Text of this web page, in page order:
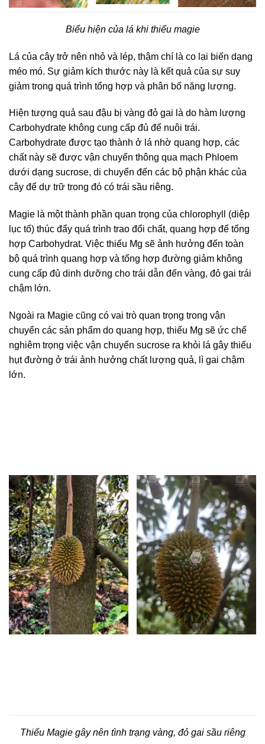
Biểu hiện của lá khi thiếu magie
Lá của cây trở nên nhỏ và lép, thậm chí là co lại biến dạng
méo mó. Sự giảm kích thước này là kết quả của sự suy
giảm trong quá trình tổng hợp và phân bố năng lượng.
Hiện tượng quả sau đậu bị vàng đỏ gai là do hàm lượng
Carbohydrate không cung cấp đủ để nuôi trái.
Carbohydrate được tạo thành ở lá nhờ quang hợp, các
chất này sẽ được vận chuyển thông qua mạch Phloem
dưới dạng sucrose, di chuyển đến các bộ phận khác của
cây để dự trữ trong đó có trái sầu riêng.
Magie là một thành phần quan trọng của chlorophyll (diệp
lục tố) thúc đẩy quá trình trao đổi chất, quang hợp để tổng
hợp Carbohydrat. Việc thiếu Mg sẽ ảnh hưởng đến toàn
bộ quá trình quang hợp và tổng hợp đường giảm không
cung cấp đủ dinh dưỡng cho trái dẫn đến vàng, đỏ gai trái
chậm lớn.
Ngoài ra Magie cũng có vai trò quan trọng trong vận
chuyển các sản phẩm do quang hợp, thiếu Mg sẽ ức chế
nghiêm trọng việc vận chuyển sucrose ra khỏi lá gây thiếu
hụt đường ở trái ảnh hưởng chất lượng quả, lì gai chậm
lớn.
Thiếu Magie gây nên tình trạng vàng, đỏ gai sầu riêng